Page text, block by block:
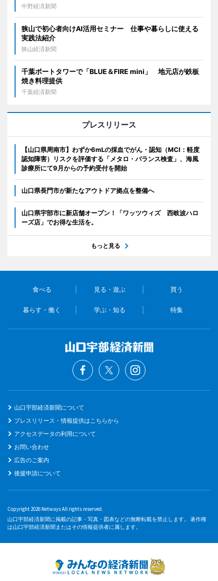
中野経済新聞
狭山で初心者向けAI活用セミナー 仕事や暮らしに使える
実践法紹介
狭山経済新聞
千葉ポートタワーで「BLUE＆FIRE mini」 地元店が鉄板
焼き料理提供
千葉経済新聞
プレスリリース
【山口県周南市】わずか6mLの採血でがん・認知（MCI：軽度
認知障害）リスクを評価する「メタロ・バランス検査」、海風
診療所にて9月からの予約受付を開始
山口県長門市が新たなアウトドア拠点を整備へ
山口県宇部市に新店舗オープン！「ワッツウィズ 西岐波ハロ
ーズ店」でお得な生活を。
もっと見る
食べる 見る・遊ぶ 買う
暮らす・働く 学ぶ・知る 特集
山口宇部経済新聞について
プレスリリース・情報提供はこちらから
アクセスデータの利用について
お問い合わせ
広告のご案内
後援申請について
Copyright 2026 Netways All rights reserved.
山口宇部経済新聞に掲載の記事・写真・図表などの無断転載を禁止します。 著作権
は山口宇部経済新聞またはその情報提供者に属します。